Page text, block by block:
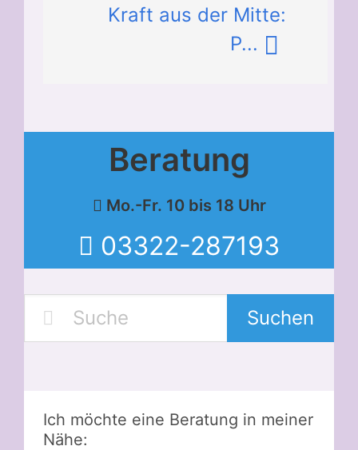
Kraft aus der Mitte:
P...
Beratung
Mo.-Fr. 10 bis 18 Uhr
03322-287193
Suchen
Ich möchte eine Beratung in meiner
Nähe: